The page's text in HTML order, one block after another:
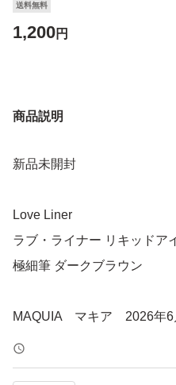
送料無料
1,200円
商品説明
新品未開封
Love Liner
ラブ・ライナー リキッドア
極細筆 ダークブラウン
MAQUIA マキア 2026年6